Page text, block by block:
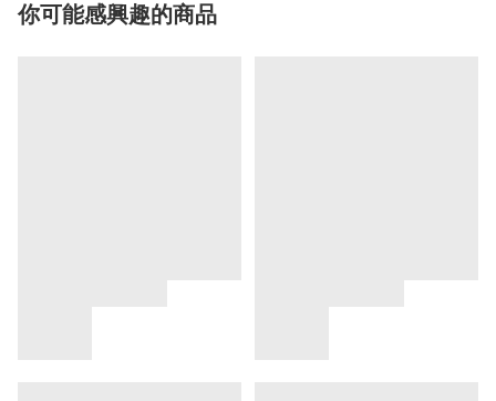
你可能感興趣的商品